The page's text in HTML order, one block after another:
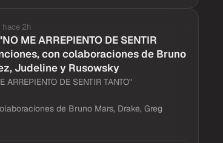
hace 2h
ME ARREPIENTO DE SENTIR
con colaboraciones de Bruno
Judeline y Rusowsky
DE SENTIR TANTO"
de Bruno Mars, Drake, Greg